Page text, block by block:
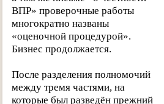
ВПР» проверочные работы
многократно названы
«оценочной процедурой».
Бизнес продолжается.
После разделения полномочий
между тремя частями, на
которые был разведён прежний